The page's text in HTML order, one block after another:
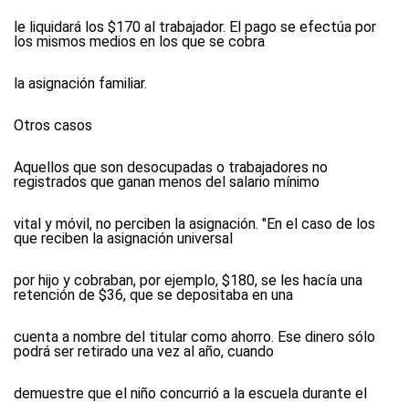
le liquidará los $170 al trabajador. El pago se efectúa por
los mismos medios en los que se cobra
la asignación familiar.
Otros casos
Aquellos que son desocupadas o trabajadores no
registrados que ganan menos del salario mínimo
vital y móvil, no perciben la asignación. "En el caso de los
que reciben la asignación universal
por hijo y cobraban, por ejemplo, $180, se les hacía una
retención de $36, que se depositaba en una
cuenta a nombre del titular como ahorro. Ese dinero sólo
podrá ser retirado una vez al año, cuando
demuestre que el niño concurrió a la escuela durante el